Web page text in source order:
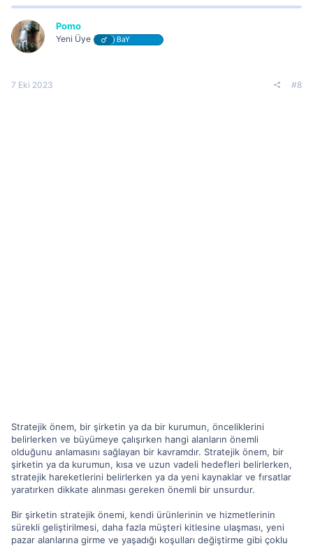
Pomo
Yeni Üye BaY
7 Eki 2023 #8
Stratejik önem, bir şirketin ya da bir kurumun, önceliklerini
belirlerken ve büyümeye çalışırken hangi alanların önemli
olduğunu anlamasını sağlayan bir kavramdır. Stratejik önem, bir
şirketin ya da kurumun, kısa ve uzun vadeli hedefleri belirlerken,
stratejik hareketlerini belirlerken ya da yeni kaynaklar ve fırsatlar
yaratırken dikkate alınması gereken önemli bir unsurdur.
Bir şirketin stratejik önemi, kendi ürünlerinin ve hizmetlerinin
sürekli geliştirilmesi, daha fazla müşteri kitlesine ulaşması, yeni
pazar alanlarına girme ve yaşadığı koşulları değiştirme gibi çoklu